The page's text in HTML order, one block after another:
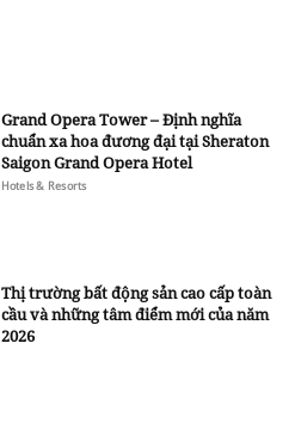
Grand Opera Tower – Định nghĩa
chuẩn xa hoa đương đại tại Sheraton
Saigon Grand Opera Hotel
Hotels & Resorts
Thị trường bất động sản cao cấp toàn
cầu và những tâm điểm mới của năm
2026